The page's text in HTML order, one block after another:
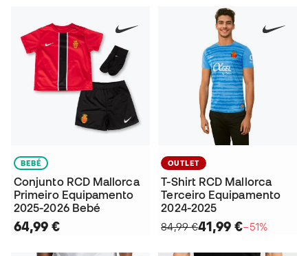
BEBÉ
Conjunto RCD Mallorca
Primeiro Equipamento
2025-2026 Bebé
64,99 €
OUTLET
T-Shirt RCD Mallorca
Terceiro Equipamento
2024-2025
84,99 €41,99 €−51%